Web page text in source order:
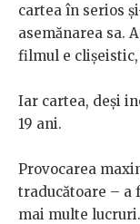
cartea în serios
asemănarea sa.
filmul e clișeistic,
Iar cartea, deși
19 ani.
Provocarea
traducătoare – a
mai multe